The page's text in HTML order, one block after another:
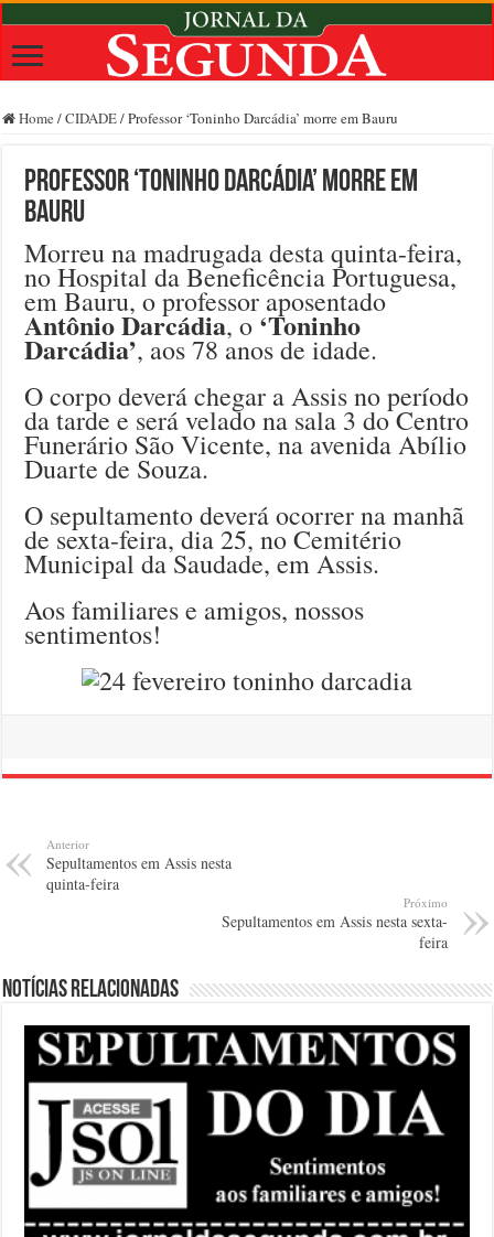
Home /CIDADE/Professor ‘Toninho Darcádia’ morre em Bauru
Professor ‘Toninho Darcádia’ morre em
Bauru
Morreu na madrugada desta quinta-feira,
no Hospital da Beneficência Portuguesa,
em Bauru, o professor aposentado
Antônio Darcádia, o ‘Toninho
Darcádia’, aos 78 anos de idade.
O corpo deverá chegar a Assis no período
da tarde e será velado na sala 3 do Centro
Funerário São Vicente, na avenida Abílio
Duarte de Souza.
O sepultamento deverá ocorrer na manhã
de sexta-feira, dia 25, no Cemitério
Municipal da Saudade, em Assis.
Aos familiares e amigos, nossos
sentimentos!
Anterior
Sepultamentos em Assis nesta
quinta-feira
Próximo
Sepultamentos em Assis nesta sexta-
feira
Notícias relacionadas